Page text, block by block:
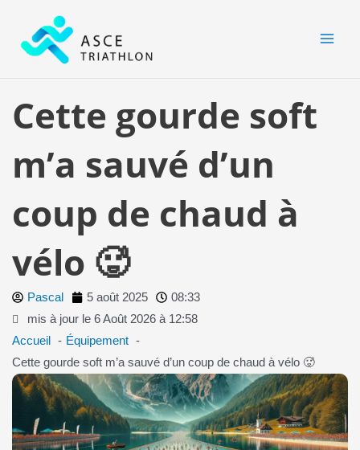
contenu
Cette gourde soft
m’a sauvé d’un
coup de chaud à
vélo 🥵
Pascal 5 août 2025
08:33
mis à jour le 6 Août 2026 à 12:58
Accueil
Équipement
Cette gourde soft m’a sauvé d’un coup de chaud à vélo 🥵